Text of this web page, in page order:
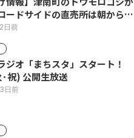
ードサイドの直売所は朝から長
日前
ジオ「まちスタ」スタート！
祝) 公開生放送
日前